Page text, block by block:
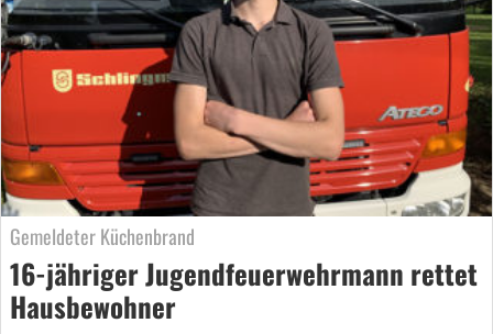
Gemeldeter Küchenbrand
16-jähriger Jugendfeuerwehrmann rettet
Hausbewohner